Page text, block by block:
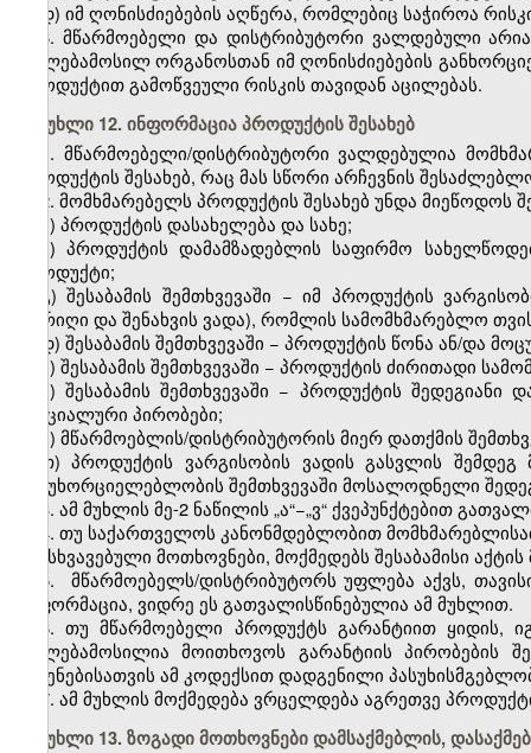
დ) იმ ღონისძიებების აღწერა, რომლებიც საჭიროა
6. მწარმოებელი და დისტრიბუტორი ვალდებული
უფლებამოსილ ორგანოსთან იმ ღონისძიებების
პროდუქტით გამოწვეული რისკის თავიდან აცილებას.
მუხლი 12. ინფორმაცია პროდუქტის შესახებ
1. მწარმოებელი/დისტრიბუტორი ვალდებულია
პროდუქტის შესახებ, რაც მას სწორი არჩევნის
2. მომხმარებელს პროდუქტის შესახებ უნდა მიეწოდოს
ა) პროდუქტის დასახელება და სახე;
ბ) პროდუქტის დამამზადებლის საფირმო
პროდუქტი;
გ) შესაბამის შემთხვევაში − იმ პროდუქტის
თარიღი და შენახვის ვადა), რომლის სამომხმარებლო
დ) შესაბამის შემთხვევაში − პროდუქტის წონა ან/და
ე) შესაბამის შემთხვევაში − პროდუქტის ძირითადი
ვ) შესაბამის შემთხვევაში − პროდუქტის
სპეციალური პირობები;
ზ) მწარმოებლის/დისტრიბუტორის მიერ დათქმის
თ) პროდუქტის ვარგისობის ვადის გასვლის
განუხორციელებლობის შემთხვევაში მოსალოდნელი
3. ამ მუხლის მე-2 ნაწილის „ა“−„ვ“ ქვეპუნქტებით
4. თუ საქართველოს კანონმდებლობით
განსხვავებული მოთხოვნები, მოქმედებს შესაბამისი
5. მწარმოებელს/დისტრიბუტორს უფლება აქვს,
ინფორმაცია, ვიდრე ეს გათვალისწინებულია ამ მუხლით.
6. თუ მწარმოებელი პროდუქტს გარანტიით ყიდის,
უფლებამოსილია მოითხოვოს გარანტიის პირობების
მიყენებისათვის ამ კოდექსით დადგენილი
7. ამ მუხლის მოქმედება ვრცელდება აგრეთვე
მუხლი 13. ზოგადი მოთხოვნები დამსაქმებლის,